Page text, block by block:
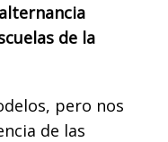
de la
pero nos
de las